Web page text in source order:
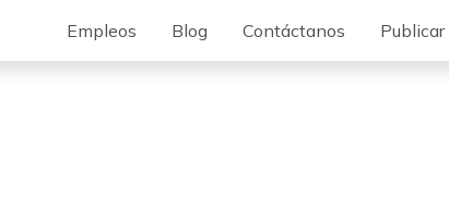
Empleos Blog Contáctanos Publicar